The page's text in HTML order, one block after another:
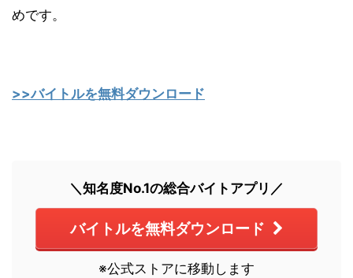
めです。
>>バイトルを無料ダウンロード
＼知名度No.1の総合バイトアプリ／
バイトルを無料ダウンロード
※公式ストアに移動します